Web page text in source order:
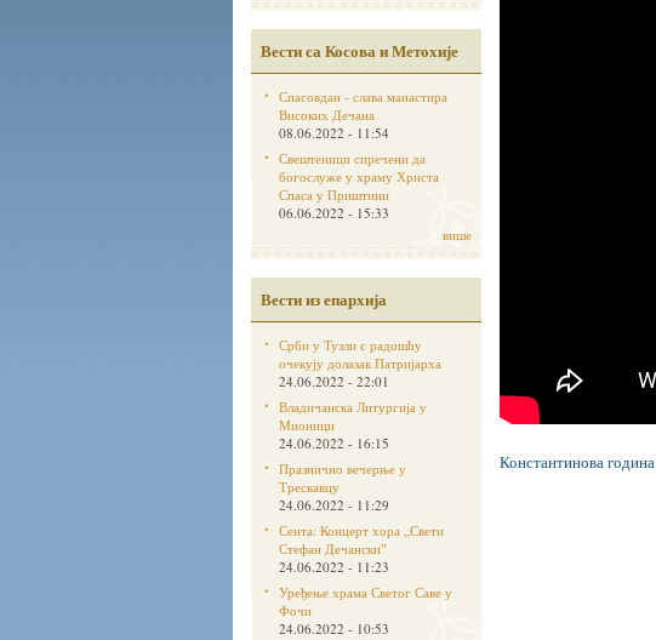
Вести са Косова и Метохије
Спасовдан - слава манастира
Високих Дечана
08.06.2022 - 11:54
Свештеници спречени да
богослуже у храму Христа
Спаса у Приштини
06.06.2022 - 15:33
више
Вести из епархија
Срби у Тузли с радошћу
очекују долазак Патријарха
24.06.2022 - 22:01
Владичанска Литургија у
Мионици
24.06.2022 - 16:15
Празнично вечерње у
Трескавцу
24.06.2022 - 11:29
Сента: Концерт хора „Свети
Стефан Дечанскиˮ
24.06.2022 - 11:23
Уређење храма Светог Саве у
Фочи
24.06.2022 - 10:53
Константинова година